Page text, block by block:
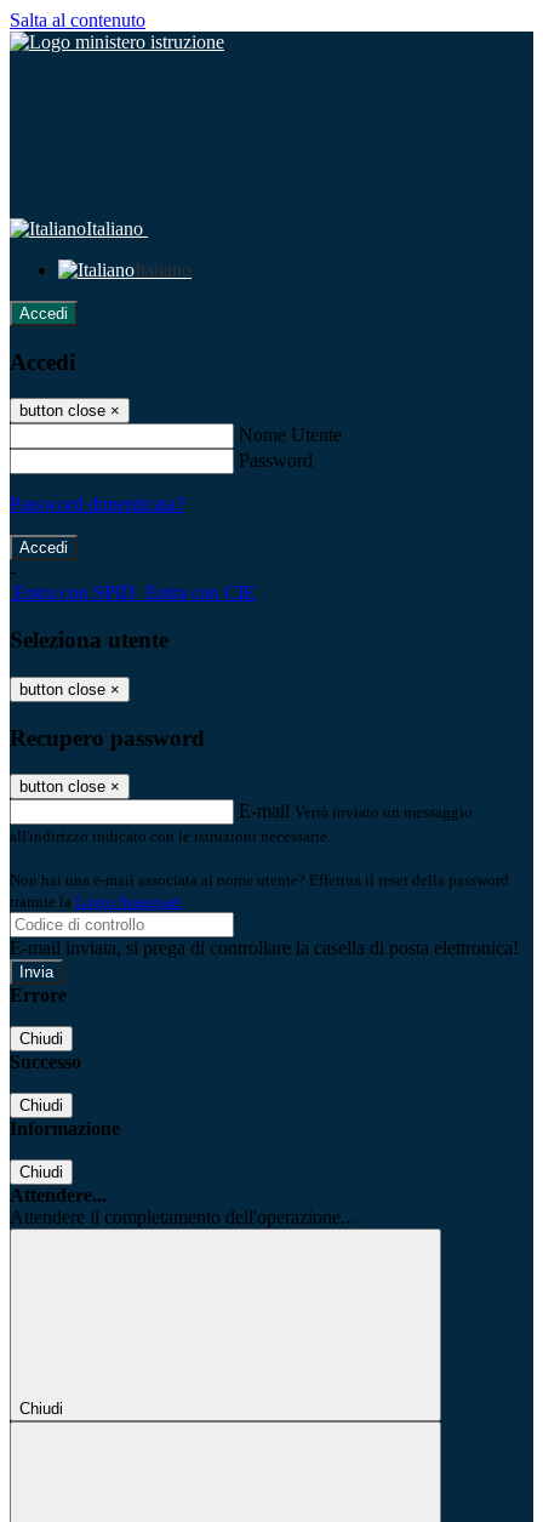
Salta al contenuto
Italiano
Italiano
Accedi
Accedi
button close ×
Nome Utente
Password
Password dimenticata?
-
Entra con SPID Entra con CIE
Seleziona utente
button close ×
Recupero password
button close ×
E-mail Verrà inviato un messaggio
all'indirizzo indicato con le istruzioni necessarie.
Non hai una e-mail associata al nome utente? Effettua il reset della password
tramite la Login Spaggiari
E-mail inviata, si prega di controllare la casella di posta elettronica!
Errore
Chiudi
Successo
Chiudi
Informazione
Chiudi
Attendere...
Attendere il completamento dell'operazione...
Chiudi